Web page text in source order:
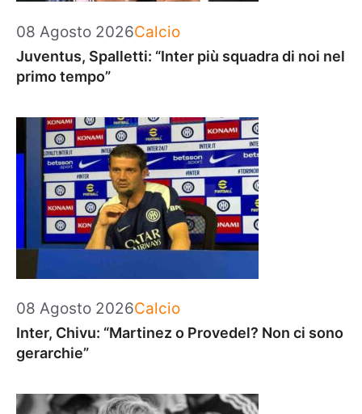
08 Agosto 2026Categorie
Calcio
Juventus, Spalletti: “Inter più squadra di noi nel
primo tempo”
08 Agosto 2026Categorie
Calcio
Inter, Chivu: “Martinez o Provedel? Non ci sono
gerarchie”